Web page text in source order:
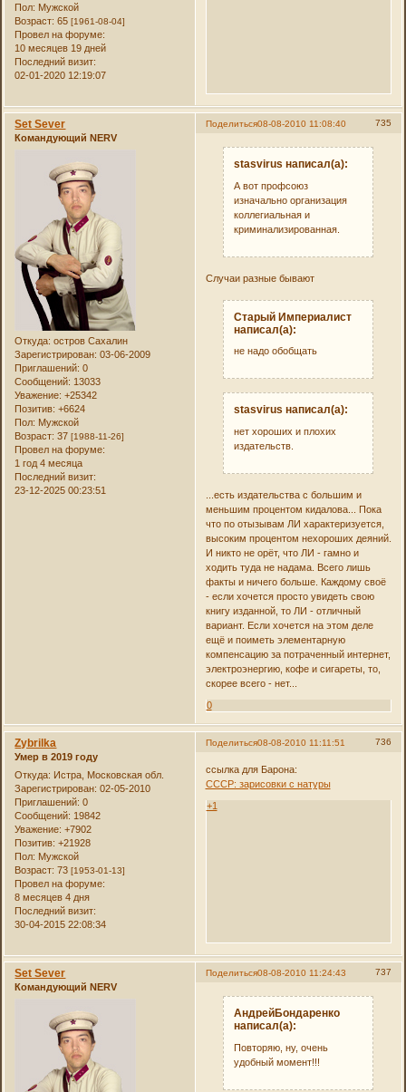
Пол: Мужской
Возраст: 65[1961-08-04]
Провел на форуме:
10 месяцев 19 дней
Последний визит:
02-01-2020 12:19:07
Поделиться 735
08-08-2010 11:08:40
Set Sever
Командующий NERV
Откуда: остров Сахалин
Зарегистрирован: 03-06-2009
Приглашений: 0
Сообщений: 13033
Уважение: +25342
Позитив: +6624
Пол: Мужской
Возраст: 37[1988-11-26]
Провел на форуме:
1 год 4 месяца
Последний визит:
23-12-2025 00:23:51
stasvirus написал(а):
А вот профсоюз
изначально организация
коллегиальная и
криминализированная.
Случаи разные бывают
Старый Империалист
написал(а):
не надо обобщать
stasvirus написал(а):
нет хороших и плохих
издательств.
...есть издательства с большим и
меньшим процентом кидалова... Пока
что по отызывам ЛИ характеризуется,
высоким процентом нехороших деяний.
И никто не орёт, что ЛИ - гамно и
ходить туда не надама. Всего лишь
факты и ничего больше. Каждому своё
- если хочется просто увидеть свою
книгу изданной, то ЛИ - отличный
вариант. Если хочется на этом деле
ещё и поиметь элементарную
компенсацию за потраченный интернет,
электроэнергию, кофе и сигареты, то,
скорее всего - нет...
0
Поделиться 736
08-08-2010 11:11:51
Zybrilka
Умер в 2019 году
Откуда: Истра, Московская обл.
Зарегистрирован: 02-05-2010
Приглашений: 0
Сообщений: 19842
Уважение: +7902
Позитив: +21928
Пол: Мужской
Возраст: 73[1953-01-13]
Провел на форуме:
8 месяцев 4 дня
Последний визит:
30-04-2015 22:08:34
ссылка для Барона:
СССР: зарисовки с натуры
+1
Поделиться 737
08-08-2010 11:24:43
Set Sever
Командующий NERV
АндрейБондаренко
написал(а):
Повторяю, ну, очень
удобный момент!!!